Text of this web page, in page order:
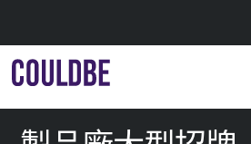
Skip
content